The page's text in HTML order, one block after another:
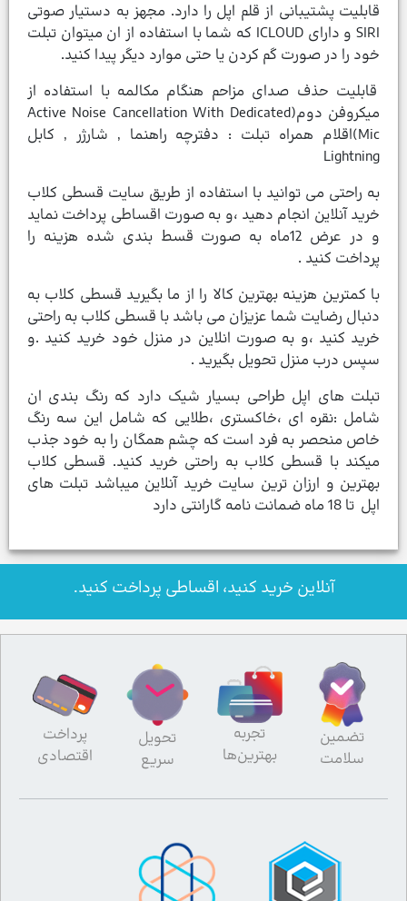
قابلیت پشتیبانی از قلم اپل را دارد. مجهز به دستیار صوتی
SIRI و دارای ICLOUD که شما با استفاده از ان میتوان تبلت
خود را در صورت گم کردن یا حتی موارد دیگر پیدا کنید.
قابلیت حذف صدای مزاحم هنگام مکالمه با استفاده از
میکروفن دوم(Active Noise Cancellation With Dedicated
Mic)اقلام همراه تبلت : دفترچه‌ راهنما , شارژر , کابل
Lightning
به راحتی می توانید با استفاده از طریق سایت قسطی کلاب
خرید آنلاین انجام دهید ،و به صورت اقساطی پرداخت نماید
و در عرض 12ماه به صورت قسط بندی شده هزینه را
پرداخت کنید .
با کمترین هزینه بهترین کالا را از ما بگیرید قسطی کلاب به
دنبال رضایت شما عزیزان می باشد با قسطی کلاب به راحتی
خرید کنید ،و به صورت انلاین در منزل خود خرید کنید .و
سپس درب منزل تحویل بگیرید .
تبلت های اپل طراحی بسیار شیک دارد که رنگ بندی ان
شامل :نقره ای ،خاکستری ،طلایی که شامل این سه رنگ
خاص منحصر به فرد است که چشم همگان را به خود جذب
میکند با قسطی کلاب به راحتی خرید کنید. قسطی کلاب
بهترین و ارزان ترین سایت خرید آنلاین میباشد تبلت های
اپل تا 18 ماه ضمانت نامه گارانتی دارد
آنلاین خرید کنید، اقساطی پرداخت کنید.
تضمین
سلامت
تجربه
بهترین‌ها
تحویل
سریع
پرداخت
اقتصادی